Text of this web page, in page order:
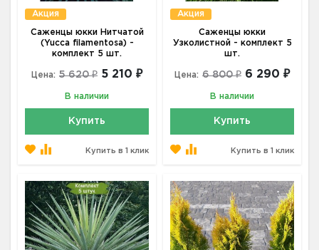
Акция
Саженцы юкки Нитчатой
(Yucca filamentosa) -
комплект 5 шт.
Цена: 5 620 ₽ 5 210 ₽
В наличии
Купить
Купить в 1 клик
Акция
Саженцы юкки
Узколистной - комплект 5
шт.
Цена: 6 800 ₽ 6 290 ₽
В наличии
Купить
Купить в 1 клик